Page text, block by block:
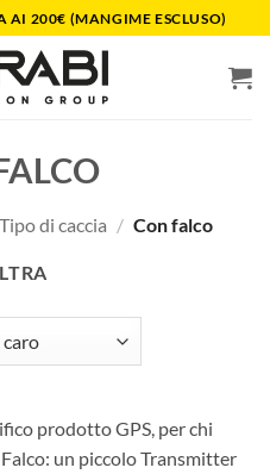
AI 200€ (MANGIME ESCLUSO)
Tipo di caccia / Con falco
prodotto GPS, per chi
un piccolo Transmitter